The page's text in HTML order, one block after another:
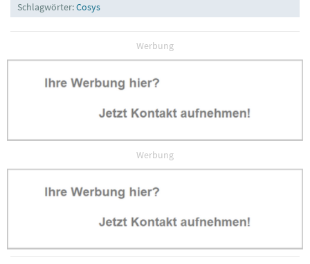
Schlagwörter:Cosys
Werbung
Werbung